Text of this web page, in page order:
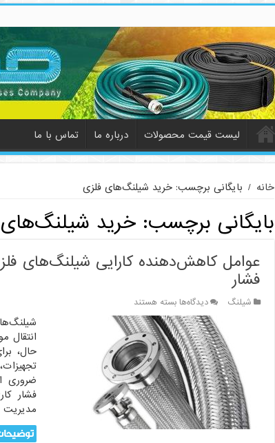
لیست قیمت محصولات درباره ما تماس با ما
خانه / بایگانی برچسب: خرید شیلنگ‌های فلزی
بایگانی برچسب:خرید
عوامل کاهش‌دهنده کارایی شیلنگ‌های
فشار
شیلنگ دیدگاه‌هابرای
عوامل
کاهش‌دهنده
کارایی
شیلنگ‌های
فلزی:
بررسی
رابطه
دما
و
فشار
بسته هستند
انتقال
حال،
ضروری
فشار
مدیریت